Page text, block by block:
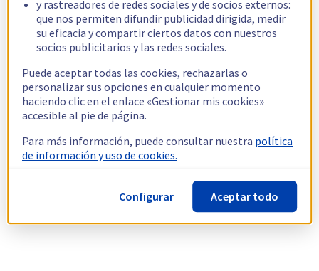
y rastreadores de redes sociales y de socios externos:
que nos permiten difundir publicidad dirigida, medir
su eficacia y compartir ciertos datos con nuestros
socios publicitarios y las redes sociales.
Puede aceptar todas las cookies, rechazarlas o
personalizar sus opciones en cualquier momento
haciendo clic en el enlace «Gestionar mis cookies»
accesible al pie de página.
Para más información, puede consultar nuestra política
de información y uso de cookies.
Configurar Aceptar todo